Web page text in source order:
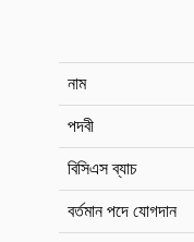
নাম
পদবী
বিসিএস ব্যাচ
বর্তমান পদে যোগদান